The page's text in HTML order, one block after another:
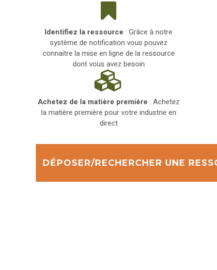
Identifiez la ressource : Grâce à notre
système de notification vous pouvez
connaitre la mise en ligne de la ressource
dont vous avez besoin
Achetez de la matière première : Achetez
la matière première pour votre industrie en
direct
DÉPOSER/RECHERCHER UNE